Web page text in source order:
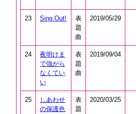
23 Sing Out!
表
題
曲
2019/05/29
24
夜明けま
で強がら
なくてい
い
表
題
曲
2019/09/04
25
しあわせ
の保護色
表
題
2020/03/25